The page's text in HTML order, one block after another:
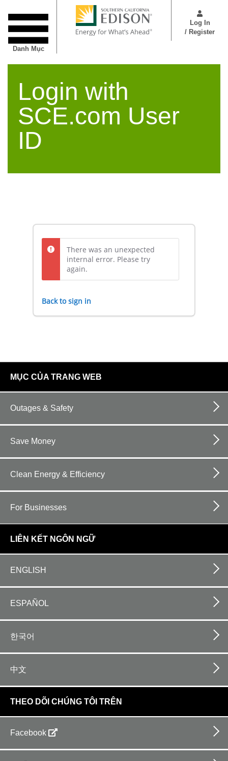
đến
nội
dung
Danh Mục
Log In
/ Register
Login with
SCE.com User
ID
There was an unexpected
internal error. Please try
again.
Back to sign in
linksMỤC CỦA TRANG WEB
Outages & Safety
Save Money
Clean Energy & Efficiency
For Businesses
LIÊN KẾT NGÔN NGỮ
ENGLISH
ESPAÑOL
한국어
中文
THEO DÕI CHÚNG TÔI TRÊN
Facebook